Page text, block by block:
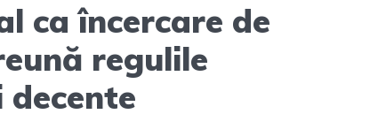
ca încercare de
regulile